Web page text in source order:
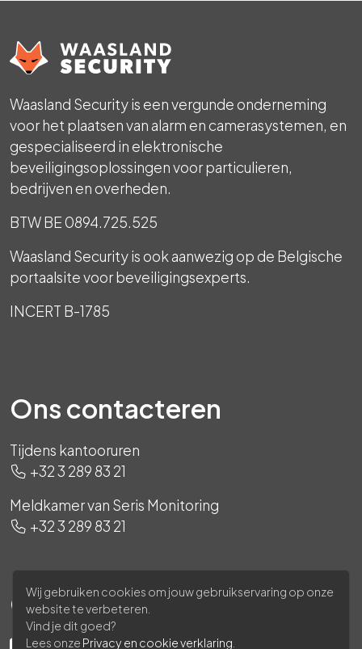
Waasland Security is een vergunde onderneming
voor het plaatsen van alarm en camerasystemen, en
gespecialiseerd in elektronische
beveiligingsoplossingen voor particulieren,
bedrijven en overheden.
BTW BE 0894.725.525
Waasland Security is ook aanwezig op de Belgische
portaalsite voor beveiligingsexperts.
INCERT B-1785
Ons contacteren
Tijdens kantooruren
+32 3 289 83 21
Meldkamer van Seris Monitoring
+32 3 289 83 21
Ons volgen
Wij gebruiken cookies om jouw gebruikservaring op onze
website te verbeteren.
Vind je dit goed?
Lees onze Privacy en cookie verklaring